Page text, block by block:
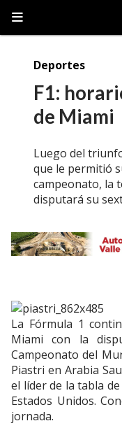
F1:
de Miami
Luego del
que le permitió
campeonato, la
disputará su
Deportes
La Fórmula 1
Miami con la
Campeonato del
Piastri en Arabia
el líder de la tabla
Estados Unidos.
jornada.